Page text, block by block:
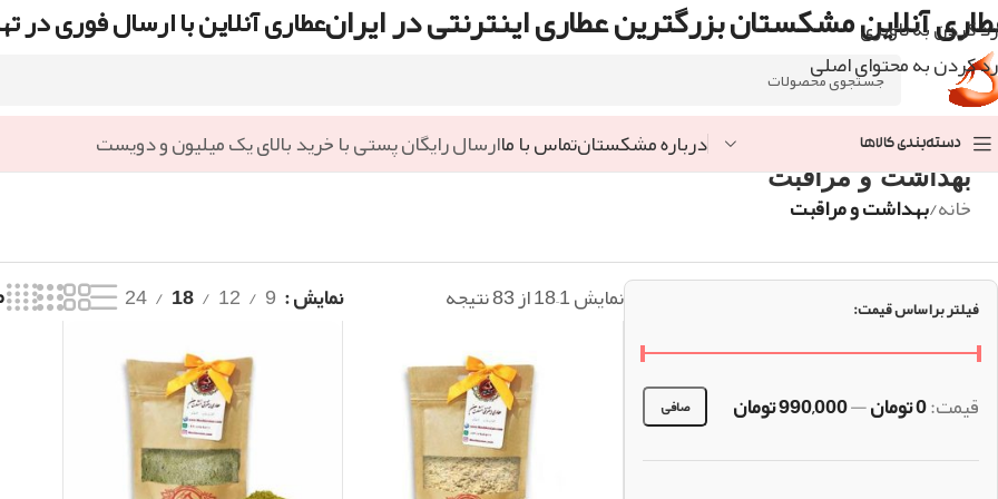
رد کردن به ناوبری
رد کردن به محتوای اصلی
آنلاین مشکستان بزرگترین عطاری اینترنتی در ایرانعطاری آنلاین با ارسال فوری در
دسته‌بندی کالاها درباره مشکستانتماس با ماارسال رایگان پستی با خرید بالای یک میلیون و دویست
بهداشت و مراقبت
خانه/بهداشت و مراقبت
فیلتر براساس قیمت:
صافی قيمت:0 تومان —990,000 تومان
نمایش 1–18 از 83 نتیجه نمایش 9
12
18
24